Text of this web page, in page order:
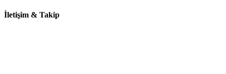
İletişim & Takip